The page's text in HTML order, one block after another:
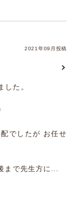
2021年09月投稿
した。
でしたが お任せ
まで先生方に...